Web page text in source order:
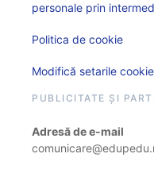
personale prin
Politica de cookie
Modifică setarile
PUBLICITATE ȘI
Adresă de e-mail